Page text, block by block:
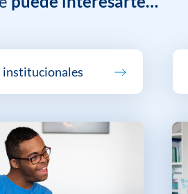
institucionales